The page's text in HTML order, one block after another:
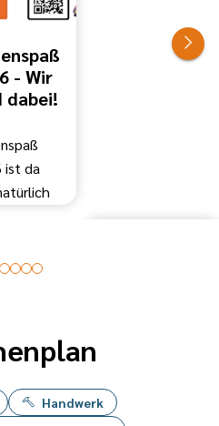
- Wir
dabei!
ist da
wieder
Schau
Handwerk